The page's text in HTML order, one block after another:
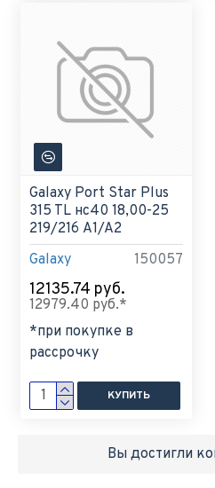
Galaxy 150057
Galaxy Port Star Plus
315 TL нс40 18,00-25
219/216 A1/A2
12135.74 руб.
12979.40 руб.*
*при покупке в
рассрочку
КУПИТЬ
Вы достигли